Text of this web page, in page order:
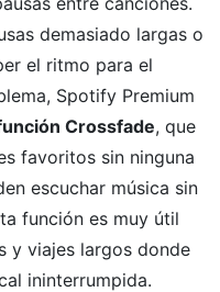
demasiado largas o
el ritmo para el
Spotify Premium
Crossfade, que
favoritos sin ninguna
escuchar música sin
función es muy útil
y viajes largos donde
ininterrumpida.